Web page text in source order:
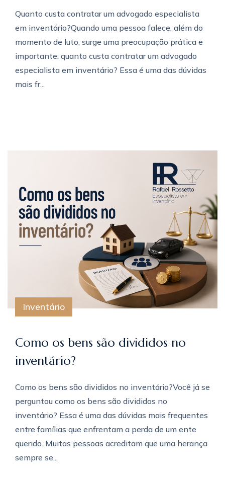
Quanto custa contratar um advogado especialista
em inventário?Quando uma pessoa falece, além do
momento de luto, surge uma preocupação prática e
importante: quanto custa contratar um advogado
especialista em inventário? Essa é uma das dúvidas
mais fr...
Inventário
Como os bens são divididos no
inventário?
Como os bens são divididos no inventário?Você já se
perguntou como os bens são divididos no
inventário? Essa é uma das dúvidas mais frequentes
entre famílias que enfrentam a perda de um ente
querido. Muitas pessoas acreditam que uma herança
sempre se...